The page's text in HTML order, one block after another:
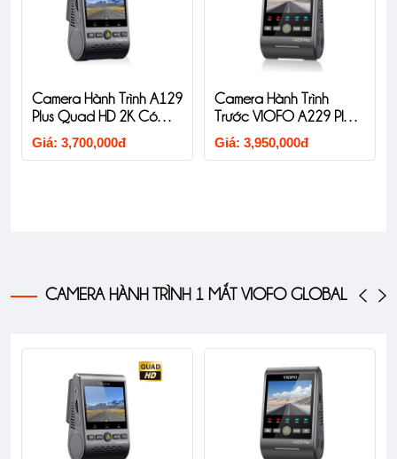
Trình A129
2K Có
Camera Hành Trình
Trước VIOFO A229 Plus
1CH 2K HDR
Giá: 3,950,000đ
Camera Hành
Trước VIOFO
1CH 4K HDR
CAMERA HÀNH TRÌNH 1 MẮT VIOFO GLOBAL